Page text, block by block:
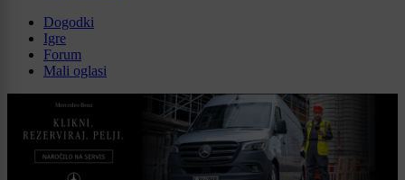
Dogodki
Igre
Forum
Mali oglasi